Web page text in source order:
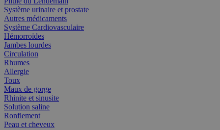
Système urinaire et prostate
Autres médicaments
Système Cardiovasculaire
Hémorroïdes
Jambes lourdes
Circulation
Rhumes
Allergie
Toux
Maux de gorge
Rhinite et sinusite
Solution saline
Ronflement
Peau et cheveux